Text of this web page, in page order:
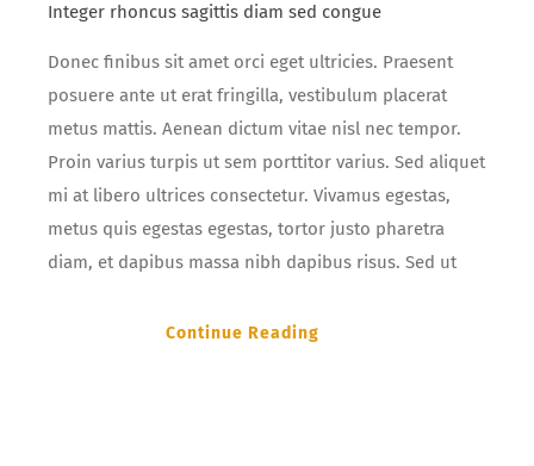
Integer rhoncus sagittis diam sed congue
Donec finibus sit amet orci eget ultricies. Praesent
posuere ante ut erat fringilla, vestibulum placerat
metus mattis. Aenean dictum vitae nisl nec tempor.
Proin varius turpis ut sem porttitor varius. Sed aliquet
mi at libero ultrices consectetur. Vivamus egestas,
metus quis egestas egestas, tortor justo pharetra
diam, et dapibus massa nibh dapibus risus. Sed ut
Continue Reading